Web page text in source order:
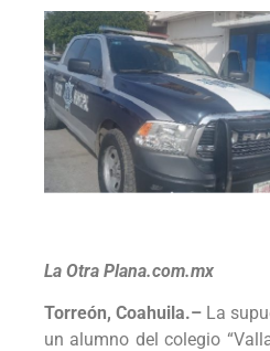
La Otra Plana.com.mx
Torreón, Coahuila.– La
un alumno del colegio